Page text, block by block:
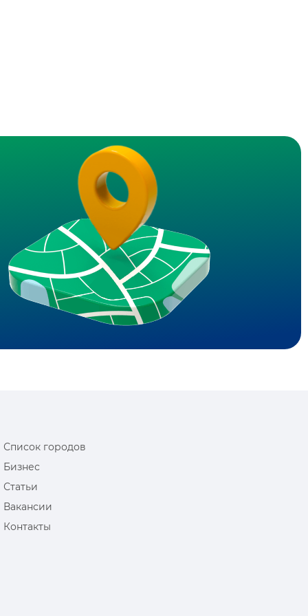
Список городов
Бизнес
Статьи
Вакансии
Контакты